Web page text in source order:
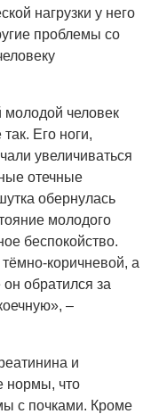
нагрузки у него
проблемы со
человек
Его ноги,
увеличиваться
отечные
обернулась
молодого
беспокойство.
коричневой, а
обратился за
–
и
нормы, что
с почками. Кроме